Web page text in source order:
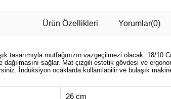
Ürün Özellikleri Yorumlar(0)
tasarımıyla mutfağınızın vazgeçilmezi olacak. 18/
dağılmasını sağlar. Mat çizgili estetik gövdesi ve
İndüksiyon ocaklarda kullanılabilir ve bulaşık
26 cm